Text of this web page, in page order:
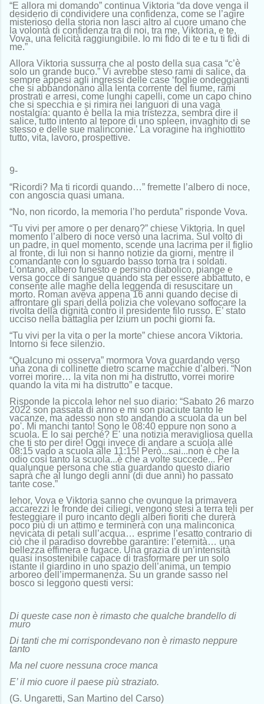
“E allora mi domando” continua Viktoria “da dove venga il
desiderio di condividere una confidenza, come se l’agire
misterioso della storia non lasci altro al cuore umano che
la volontà di confidenza tra di noi, tra me, Viktoria, e te,
Vova, una felicità raggiungibile. Io mi fido di te e tu ti fidi di
me.”
Allora Viktoria sussurra che al posto della sua casa “c’è
solo un grande buco.” Vi avrebbe steso rami di salice, da
sempre appesi agli ingressi delle case ‘foglie ondeggianti
che si abbandonano alla lenta corrente del fiume, rami
prostrati e arresi, come lunghi capelli, come un capo chino
che si specchia e si rimira nei languori di una vaga
nostalgia: quanto è bella la mia tristezza, sembra dire il
salice, tutto intento al tepore di uno spleen, invaghito di se
stesso e delle sue malinconie.’ La voragine ha inghiottito
tutto, vita, lavoro, prospettive.
9-
“Ricordi? Ma ti ricordi quando…” fremette l’albero di noce,
con angoscia quasi umana.
“No, non ricordo, la memoria l’ho perduta” risponde Vova.
“Tu vivi per amore o per denaro?” chiese Viktoria. In quel
momento l’albero di noce versò una lacrima. Sul volto di
un padre, in quel momento, scende una lacrima per il figlio
al fronte, di lui non si hanno notizie da giorni, mentre il
comandante con lo sguardo basso torna tra i soldati.
L’ontano, albero funesto e persino diabolico, piange e
versa gocce di sangue quando sta per essere abbattuto, e
consente alle maghe della leggenda di resuscitare un
morto. Roman aveva appena 16 anni quando decise di
affrontare gli spari della polizia che volevano soffocare la
rivolta della dignità contro il presidente filo russo. E’ stato
ucciso nella battaglia per Izium un pochi giorni fa.
“Tu vivi per la vita o per la morte” chiese ancora Viktoria.
Intorno si fece silenzio.
“Qualcuno mi osserva” mormora Vova guardando verso
una zona di collinette dietro scarne macchie d’alberi. “Non
vorrei morire… la vita non mi ha distrutto, vorrei morire
quando la vita mi ha distrutto” e tacque.
Risponde la piccola Iehor nel suo diario: “Sabato 26 marzo
2022 son passata di anno e mi son piaciute tanto le
vacanze, ma adesso non sto andando a scuola da un bel
po'. Mi manchi tanto! Sono le 08:40 eppure non sono a
scuola. E lo sai perché? E' una notizia meravigliosa quella
che ti sto per dire! Oggi invece di andare a scuola alle
08:15 vado a scuola alle 11:15! Però...sai...non è che la
odio così tanto la scuola...è che a volte succede... Per
qualunque persona che stia guardando questo diario
saprà che al lungo degli anni (di due anni) ho passato
tante cose.”
Iehor, Vova e Viktoria sanno che ovunque la primavera
accarezzi le fronde dei ciliegi, vengono stesi a terra teli per
festeggiare il puro incanto degli alberi fioriti che durerà
poco più di un attimo e terminerà con una malinconica
nevicata di petali sull’acqua… esprime l’esatto contrario di
ciò che il paradiso dovrebbe garantire: l’eternità… una
bellezza effimera e fugace. Una grazia di un’intensità
quasi insostenibile capace di trasformare per un solo
istante il giardino in uno spazio dell’anima, un tempio
arboreo dell’impermanenza. Su un grande sasso nel
bosco si leggono questi versi:
Di queste case non è rimasto che qualche brandello di
muro
Di tanti che mi corrispondevano non è rimasto neppure
tanto
Ma nel cuore nessuna croce manca
E’ il mio cuore il paese più straziato.
(G. Ungaretti, San Martino del Carso)